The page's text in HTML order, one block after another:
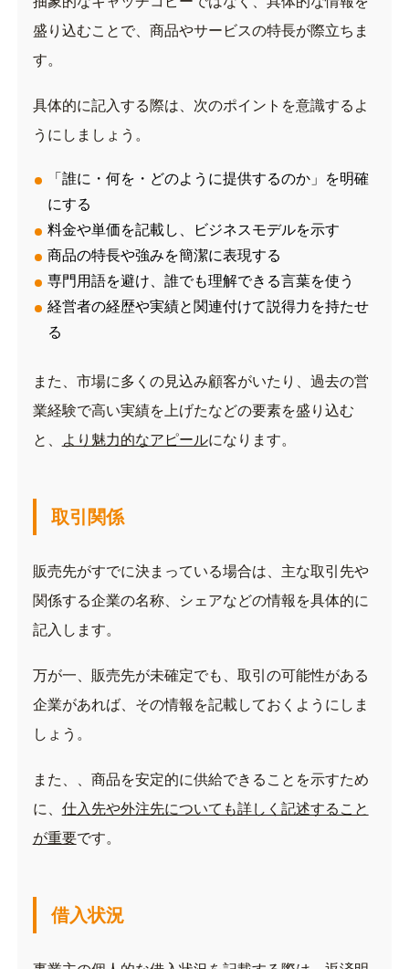
盛り込むことで、商品やサービスの特長が際立ちま
す。
具体的に記入する際は、次のポイントを意識するよ
うにしましょう。
「誰に・何を・どのように提供するのか」を明確
にする
料金や単価を記載し、ビジネスモデルを示す
商品の特長や強みを簡潔に表現する
専門用語を避け、誰でも理解できる言葉を使う
経営者の経歴や実績と関連付けて説得力を持たせ
る
また、市場に多くの見込み顧客がいたり、過去の営
業経験で高い実績を上げたなどの要素を盛り込む
と、
より魅力的なアピールになります。
取引関係
販売先がすでに決まっている場合は、主な取引先や
関係する企業の名称、シェアなどの情報を具体的に
記入します。
万が一、販売先が未確定でも、取引の可能性がある
企業があれば、その情報を記載しておくようにしま
しょう。
また、、商品を安定的に供給できることを示すため
に、 仕入先や外注先についても詳しく記述すること
が重要です。
借入状況